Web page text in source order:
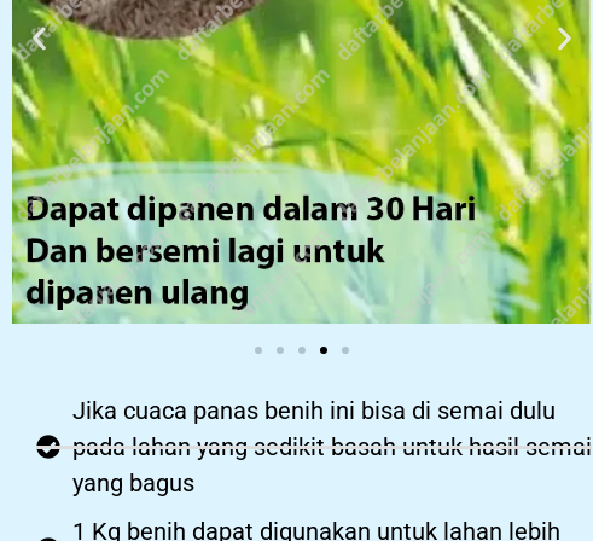
Jika cuaca panas benih ini bisa di semai dulu
pada lahan yang sedikit basah untuk hasil semai
yang bagus
1 Kg benih dapat digunakan untuk lahan lebih